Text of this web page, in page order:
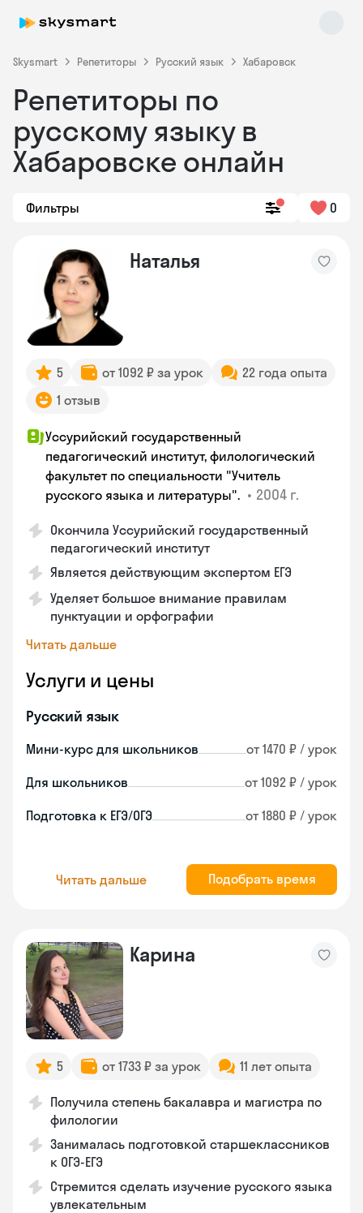
Skysmart Репетиторы Русский язык Хабаровск
Репетиторы по
русскому языку в
Хабаровске онлайн
Фильтры 0
Наталья
5 от 1092 ₽ за урок
22 года опыта
1 отзыв
Уссурийский государственный
педагогический институт, филологический
факультет по специальности "Учитель
русского языка и литературы". • 2004 г.
Окончила Уссурийский государственный
педагогический институт
Является действующим экспертом ЕГЭ
Уделяет большое внимание правилам
пунктуации и орфографии
Читать дальше
Услуги и цены
Русский язык
Мини-курс для школьников от 1470 ₽ / урок
Для школьников от 1092 ₽ / урок
Подготовка к ЕГЭ/ОГЭ от 1880 ₽ / урок
Читать дальше Подобрать время
Карина
5 от 1733 ₽ за урок 11 лет опыта
Получила степень бакалавра и магистра по
филологии
Занималась подготовкой старшеклассников
к ОГЭ-ЕГЭ
Стремится сделать изучение русского языка
увлекательным
Skysmart Chat